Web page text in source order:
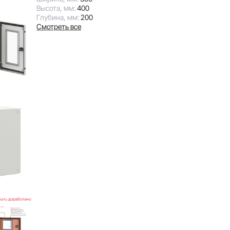
Высота, мм:400
Глубина, мм:200
Смотреть все